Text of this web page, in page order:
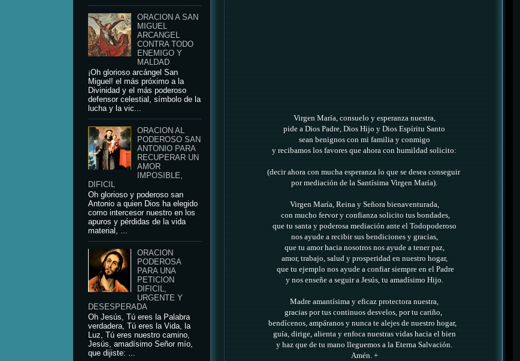
ORACION A SAN
MIGUEL
ARCANGEL
CONTRA TODO
ENEMIGO Y
MALDAD
¡Oh glorioso arcángel San
Miguel! el más próximo a la
Divinidad y el más poderoso
defensor celestial, símbolo de la
lucha y la vic...
ORACION AL
PODEROSO SAN
ANTONIO PARA
RECUPERAR UN
AMOR
IMPOSIBLE,
DIFICIL
Oh glorioso y poderoso san
Antonio a quien Dios ha elegido
como intercesor nuestro en los
apuros y pérdidas de la vida
material, ...
ORACION
PODEROSA
PARA UNA
PETICION
DIFICIL,
URGENTE Y
DESESPERADA
Oh Jesús, Tú eres la Palabra
verdadera, Tú eres la Vida, la
Luz, Tú eres nuestro camino,
Jesús, amadísimo Señor mío,
que dijiste: ...
Virgen María, consuelo y esperanza nuestra,
pide a Dios Padre, Dios Hijo y Dios Espíritu Santo
sean benignos con mi familia y conmigo
y recibamos los favores que ahora con humildad solicito:
(decir ahora con mucha esperanza lo que se desea conseguir
por mediación de la Santísima Virgen María).
Virgen María, Reina y Señora bienaventurada,
con mucho fervor y confianza solicito tus bondades,
que tu santa y poderosa mediación ante el Todopoderoso
nos ayude a recibir sus bendiciones y gracias,
que tu amor hacia nosotros nos ayude a tener paz,
amor, trabajo, salud y prosperidad en nuestro hogar,
que tu ejemplo nos ayude a confiar siempre en el Padre
y nos enseñe a seguir a Jesús, tu amadísimo Hijo.
Madre amantísima y eficaz protectora nuestra,
gracias por tus continuos desvelos, por tu cariño,
bendícenos, ampáranos y nunca te alejes de nuestro hogar,
guía, dirige, alienta y enfoca nuestras vidas hacia el bien
y haz que de tu mano lleguemos a la Eterna Salvación.
Amén. +